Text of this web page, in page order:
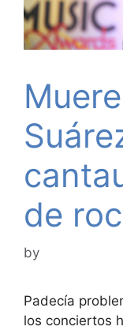
de
by
Padecía
los conciertos